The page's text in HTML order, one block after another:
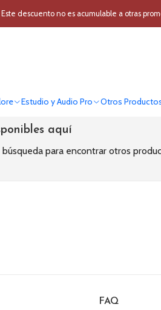
Estudio y Audio Pro Otros
descuento no es acumulable a otras
Inalámbrico Micrófono Solapa +
Cintillo
aquí
para encontrar otros
FAQ